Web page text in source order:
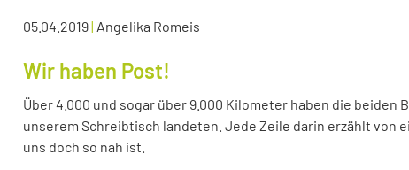
05.04.2019| Angelika Romeis
Wir haben Post!
Über 4.000 und sogar über 9.000 Kilometer haben die
unserem Schreibtisch landeten. Jede Zeile darin erzählt von
uns doch so nah ist.